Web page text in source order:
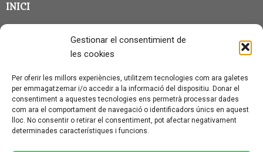
Gestionar el consentimient de
les cookies
Per oferir les millors experiències, utilitzem tecnologies com ara galetes
per emmagatzemar i/o accedir a la informació del dispositiu. Donar el
consentiment a aquestes tecnologies ens permetrà processar dades
com ara el comportament de navegació o identificadors únics en aquest
lloc. No consentir o retirar el consentiment, pot afectar negativament
determinades característiques i funcions.
INICI
CLASSE EN GRUP
QUI SOC?
CONTACTE
AVÍS LEGAL I PROTECCIÓ DE DADES
POLÍTICA DE COOKIES (UE)